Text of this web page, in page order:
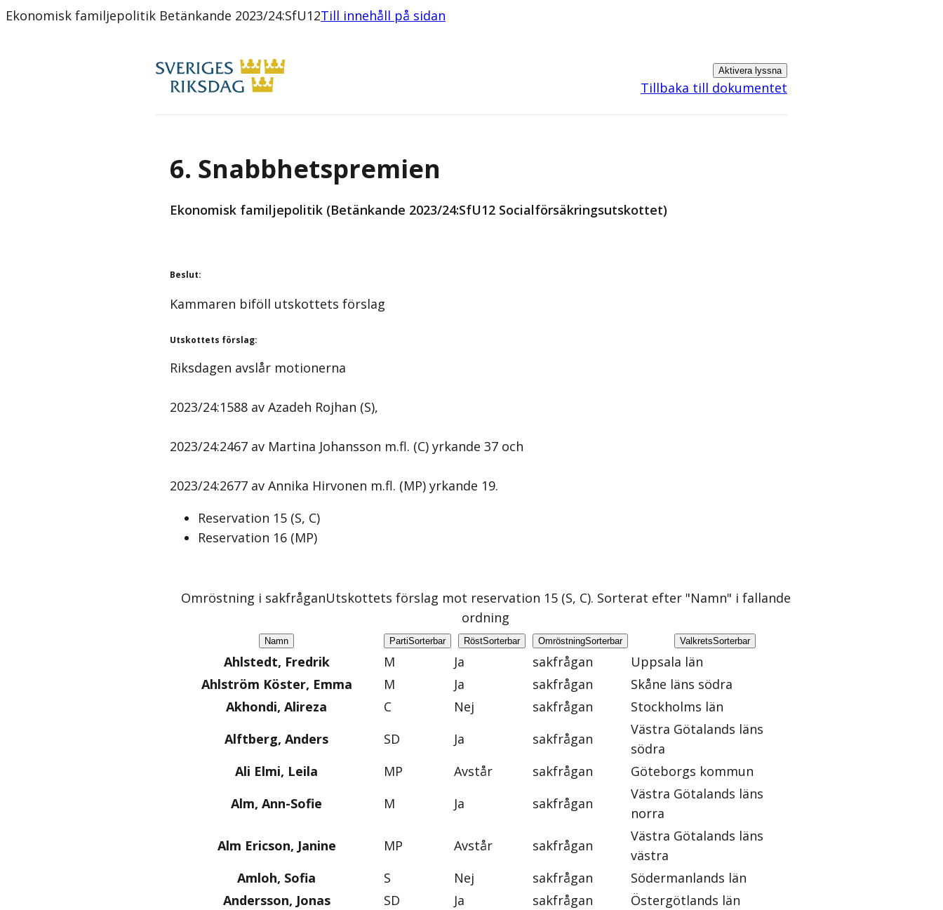
Ekonomisk familjepolitik Betänkande 2023/24:SfU12Till innehåll på sidan
Aktivera lyssna
Tillbaka till dokumentet
6. Snabbhetspremien
Ekonomisk familjepolitik (Betänkande 2023/24:SfU12 Socialförsäkringsutskottet)
Beslut:
Kammaren biföll utskottets förslag
Utskottets förslag:
Riksdagen avslår motionerna
2023/24:1588 av Azadeh Rojhan (S),
2023/24:2467 av Martina Johansson m.fl. (C) yrkande 37 och
2023/24:2677 av Annika Hirvonen m.fl. (MP) yrkande 19.
Reservation 15 (S, C)
Reservation 16 (MP)
Omröstning i sakfråganUtskottets förslag mot reservation 15 (S, C). Sorterat efter "Namn" i fallande
ordning
Namn PartiSorterbar RöstSorterbar OmröstningSorterbar ValkretsSorterbar
Ahlstedt, Fredrik M Ja sakfrågan
Uppsala län
Ahlström Köster, Emma
M Ja sakfrågan
Skåne läns södra
Akhondi, Alireza
C Nej sakfrågan
Stockholms län
Alftberg, Anders
SD Ja sakfrågan
Västra Götalands läns
södra
Ali Elmi, Leila
MP Avstår sakfrågan
Göteborgs kommun
Alm, Ann-Sofie
M Ja sakfrågan
Västra Götalands läns
norra
Alm Ericson, Janine
MP Avstår sakfrågan
Västra Götalands läns
västra
Amloh, Sofia
S Nej sakfrågan
Södermanlands län
Andersson, Jonas
SD Ja sakfrågan
Östergötlands län